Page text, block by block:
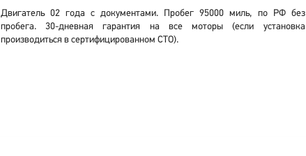
Двигатель 02 года с документами. Пробег 95000 миль, по РФ без
пробега. 30-дневная гарантия на все моторы (если установка
производиться в сертифицированном СТО).